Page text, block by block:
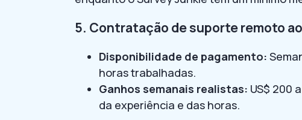
5. Contratação de suporte remoto
Disponibilidade de pagamento:
horas trabalhadas.
Ganhos semanais realistas: US$ 200
da experiência e das horas.